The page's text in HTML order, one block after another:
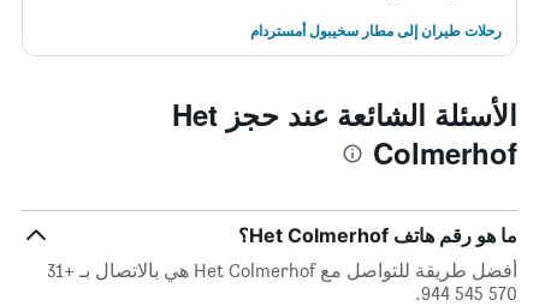
رحلات طيران إلى مطار سخيبول أمستردام
الأسئلة الشائعة عند حجز Het
Colmerhof
ما هو رقم هاتف Het Colmerhof؟
أفضل طريقة للتواصل مع Het Colmerhof هي بالاتصال بـ +31
570 545 944.